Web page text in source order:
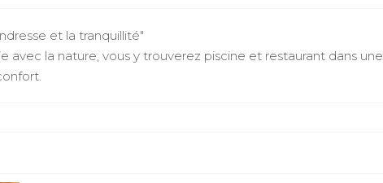
et la tranquillité"
avec la nature, vous y trouverez piscine et restaurant dans une